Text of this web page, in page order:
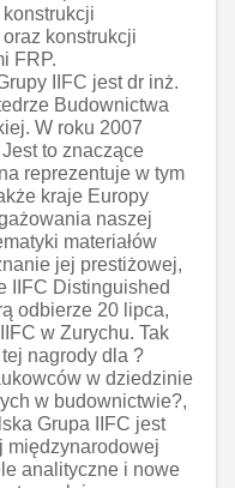
konstrukcji
FRP.
IIFC jest dr inż.
Budownictwa
W roku 2007
to znaczące
reprezentuje w tym
kraje Europy
naszej
materiałów
jej prestiżowej,
IIFC Distinguished
odbierze 20 lipca,
w Zurychu. Tak
nagrody dla ?
w dziedzinie
w budownictwie?,
Grupa IIFC jest
międzynarodowej
analityczne i nowe